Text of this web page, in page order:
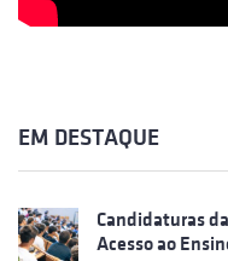
EM DESTAQUE
Candidaturas
Acesso ao